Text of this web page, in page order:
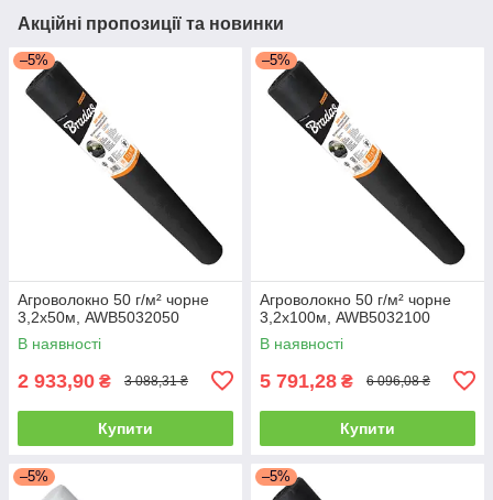
Акційні пропозиції та новинки
–5%
Агроволокно 50 г/м² чорне
3,2х50м, AWB5032050
В наявності
2 933,90 ₴ 3 088,31 ₴
Купити
–5%
Агроволокно 50 г/м² чорне
3,2х100м, AWB5032100
В наявності
5 791,28 ₴ 6 096,08 ₴
Купити
–5% –5%